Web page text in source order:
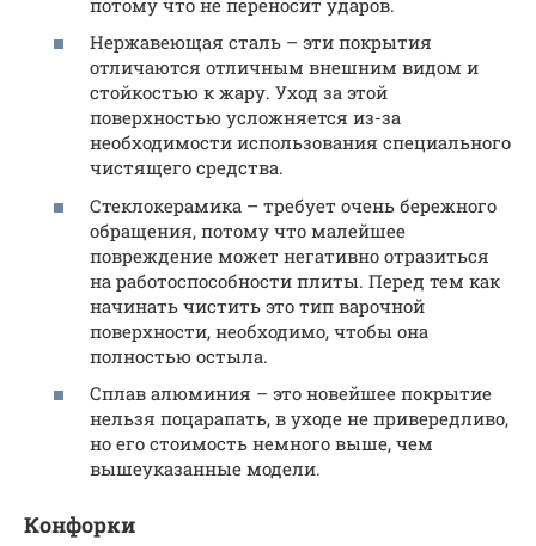
Нержавеющая сталь – эти покрытия
отличаются отличным внешним видом и
стойкостью к жару. Уход за этой
поверхностью усложняется из-за
необходимости использования специального
чистящего средства.
Стеклокерамика – требует очень бережного
обращения, потому что малейшее
повреждение может негативно отразиться
на работоспособности плиты. Перед тем как
начинать чистить это тип варочной
поверхности, необходимо, чтобы она
полностью остыла.
Сплав алюминия – это новейшее покрытие
нельзя поцарапать, в уходе не привередливо,
но его стоимость немного выше, чем
вышеуказанные модели.
Конфорки